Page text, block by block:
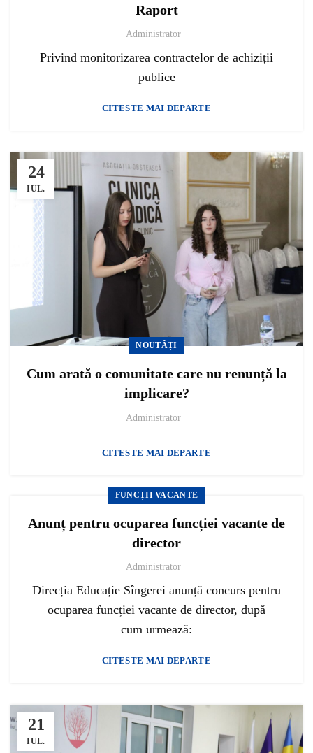
Raport
Administrator
Privind monitorizarea contractelor de achiziții
publice
CITESTE MAI DEPARTE
24
IUL.
NOUTĂȚI
Cum arată o comunitate care nu renunță la
implicare?
Administrator
CITESTE MAI DEPARTE
FUNCȚII VACANTE
Anunț pentru ocuparea funcției vacante de
director
Administrator
Direcția Educație Sîngerei anunță concurs pentru
ocuparea funcției vacante de director, după
cum urmează:
CITESTE MAI DEPARTE
21
IUL.